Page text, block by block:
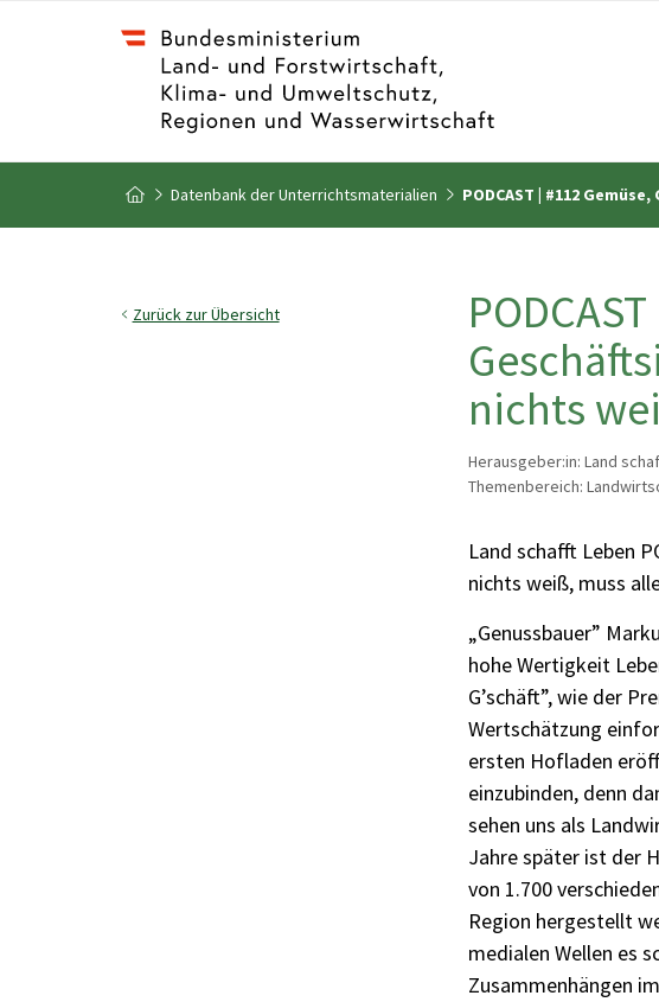
Zum Inhalt
Zum Inhaltsverzeichnis
Zur Startseite
Datenbank der Unterrichtsmaterialien PODCAST | #112
Zurück zur Übersicht
nichts
Herausgeber:in: Land
Themenbereich:
Land schafft Leben
nichts weiß, muss
„Genussbauer”
hohe Wertigkeit
G’schäft”, wie der
Wertschätzung
ersten Hofladen
einzubinden, denn
sehen uns als
Jahre später ist der
von 1.700
Region hergestellt
medialen Wellen es
Zusammenhängen